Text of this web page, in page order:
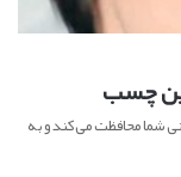
چسب
شما محافظت می‌کند و به